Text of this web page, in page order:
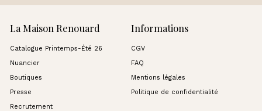
La Maison Renouard
Catalogue Printemps-Été 26
Nuancier
Boutiques
Presse
Recrutement
Informations
CGV
FAQ
Mentions légales
Politique de confidentialité